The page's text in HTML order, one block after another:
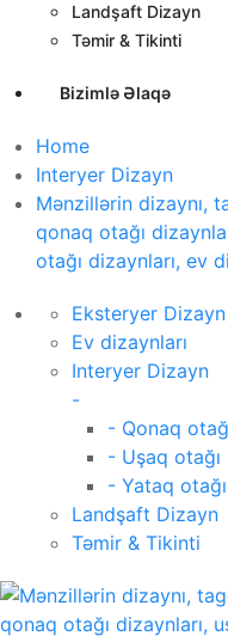
Landşaft Dizayn
Təmir & Tikinti
Bizimlə Əlaqə
Home
Interyer Dizayn
Mənzillərin dizaynı,
qonaq otağı
otağı dizaynları, ev
Eksteryer Dizayn
Ev dizaynları
Interyer Dizayn
-
- Qonaq
- Uşaq otağı
- Yataq otağı
Landşaft Dizayn
Təmir & Tikinti